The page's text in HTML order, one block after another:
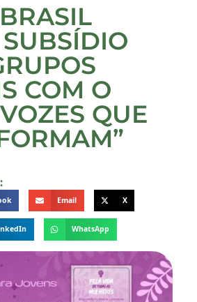
COM O
QUE
Email X
WhatsApp